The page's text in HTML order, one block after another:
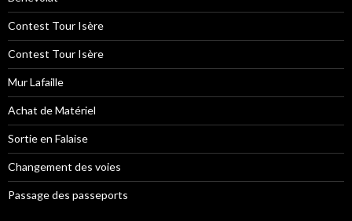
Contest Tour Isère
Contest Tour Isère
Mur Lafaille
Achat de Matériel
Sortie en Falaise
Changement des voies
Passage des passeports